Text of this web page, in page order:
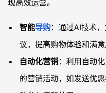
现高效运营。
智能导购：通过AI技术
议，提高购物体验和满意
自动化营销：利用自动
的营销活动，如发送优